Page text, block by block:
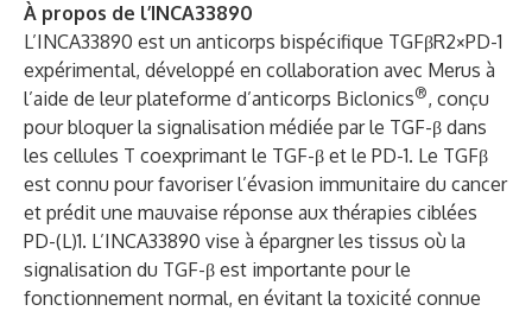
À propos de l’INCA33890
L’INCA33890 est un anticorps bispécifique TGFβR2×PD-1
expérimental, développé en collaboration avec Merus à
l’aide de leur plateforme d’anticorps Biclonics®, conçu
pour bloquer la signalisation médiée par le TGF-β dans
les cellules T coexprimant le TGF-β et le PD-1. Le TGFβ
est connu pour favoriser l’évasion immunitaire du cancer
et prédit une mauvaise réponse aux thérapies ciblées
PD-(L)1. L’INCA33890 vise à épargner les tissus où la
signalisation du TGF-β est importante pour le
fonctionnement normal, en évitant la toxicité connue